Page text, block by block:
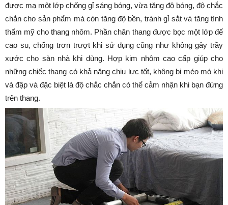
được mạ một lớp chống gỉ sáng bóng, vừa tăng độ bóng, độ chắc
chắn cho sản phẩm mà còn tăng độ bền, tránh gỉ sắt và tăng tính
thẩm mỹ cho thang nhôm. Phần chân thang được bọc một lớp đế
cao su, chống trơn trượt khi sử dụng cũng như không gây trầy
xước cho sàn nhà khi dùng. Hợp kim nhôm cao cấp giúp cho
những chiếc thang có khả năng chịu lực tốt, không bị méo mó khi
và đập và đặc biệt là độ chắc chắn có thể cảm nhận khi bạn đứng
trên thang.